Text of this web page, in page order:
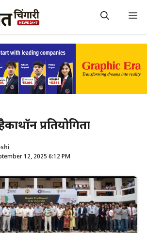
प्रतियोगिता
12, 2025 6:12 PM